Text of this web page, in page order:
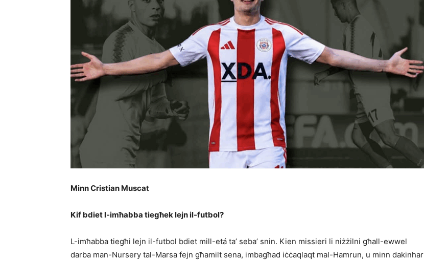
Minn Cristian Muscat
Kif bdiet l-imħabba tiegħek lejn il-futbol?
L-imħabba tiegħi lejn il-futbol bdiet mill-etá ta’ seba’ snin. Kien missieri li niżżilni għall-ewwel
darba man-Nursery tal-Marsa fejn għamilt sena, imbagħad iċċaqlaqt mal-Hamrun, u minn dakinhar